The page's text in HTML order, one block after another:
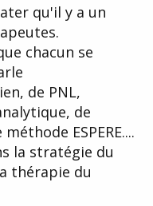
qu'il y a un
chacun se
de PNL,
de
ESPERE....
la stratégie du
thérapie du